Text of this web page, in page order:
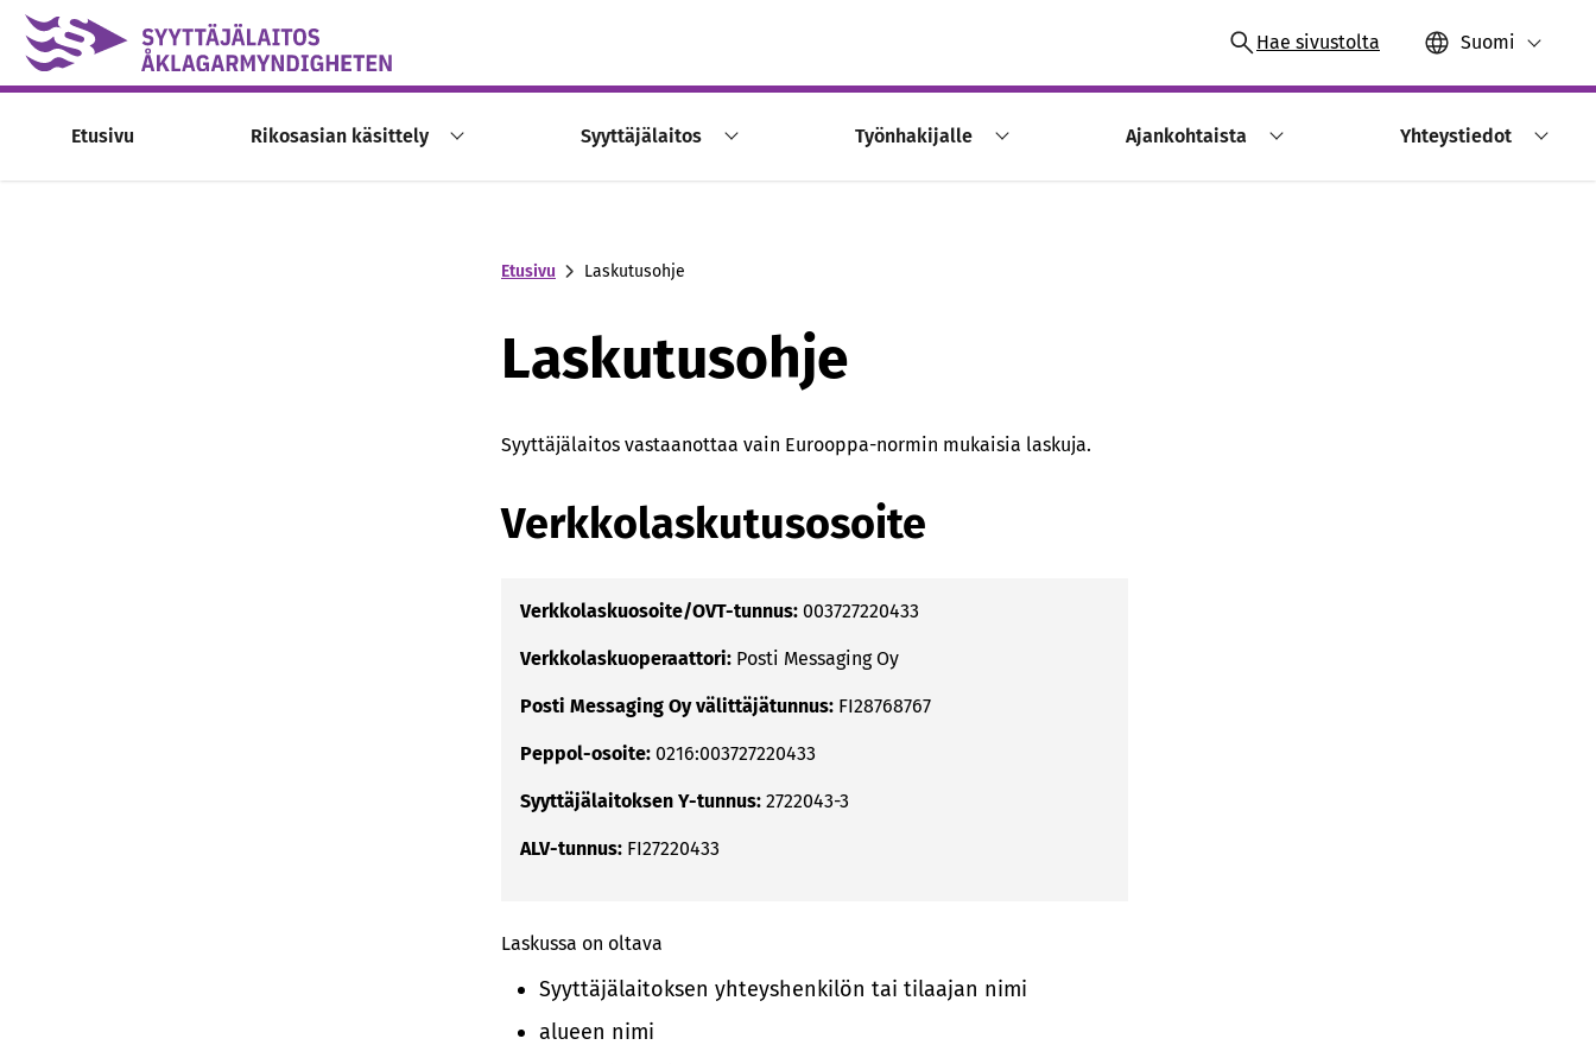
Skip to content -saavutettavuusohje
Hae sivustolta Suomi
Etusivu Rikosasian käsittely Syyttäjälaitos Työnhakijalle Ajankohtaista Yhteystiedot
Etusivu Laskutusohje
Laskutusohje
Syyttäjälaitos vastaanottaa vain Eurooppa-normin mukaisia laskuja.
Verkkolaskutusosoite
Verkkolaskuosoite/OVT-tunnus: 003727220433
Verkkolaskuoperaattori: Posti Messaging Oy
Posti Messaging Oy välittäjätunnus: FI28768767
Peppol-osoite: 0216:003727220433
Syyttäjälaitoksen Y-tunnus: 2722043-3
ALV-tunnus: FI27220433
Laskussa on oltava
Syyttäjälaitoksen yhteyshenkilön tai tilaajan nimi
alueen nimi